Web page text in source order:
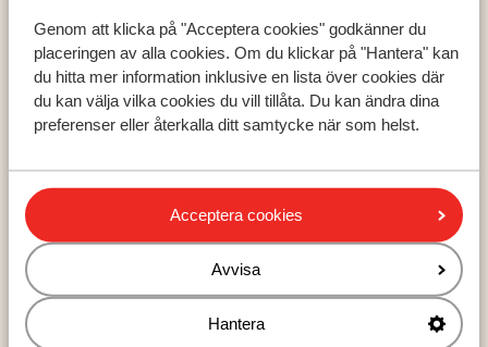
Genom att klicka på "Acceptera cookies" godkänner du
placeringen av alla cookies. Om du klickar på "Hantera" kan
du hitta mer information inklusive en lista över cookies där
du kan välja vilka cookies du vill tillåta. Du kan ändra dina
preferenser eller återkalla ditt samtycke när som helst.
Acceptera cookies
Avvisa
Hantera
Populära skidområden
Zell am See - Kaprun
Om Sunweb
Om Sunweb
Hållbar semester